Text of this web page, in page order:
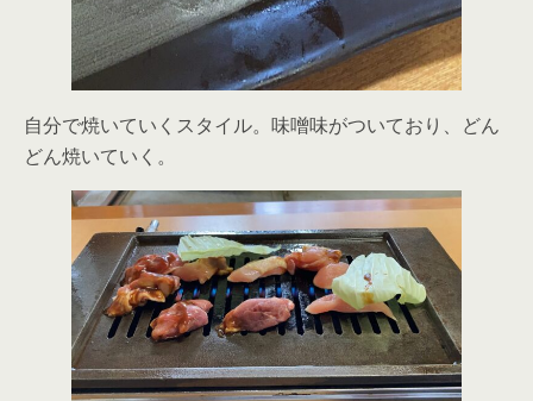
自分で焼いていくスタイル。味噌味がついており、どん
どん焼いていく。